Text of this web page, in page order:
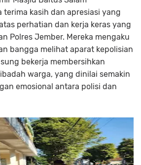
terima kasih dan apresiasi yang
perhatian dan kerja keras yang
Polres Jember. Mereka mengaku
bangga melihat aparat kepolisian
bekerja membersihkan
warga, yang dinilai semakin
emosional antara polisi dan